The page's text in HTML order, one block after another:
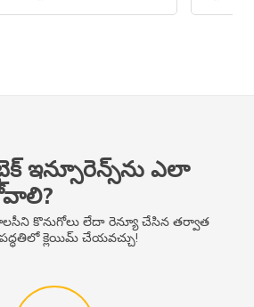
ఇన్సూరెన్స్​ను ఎలా
కొనుగోలు లేదా రెన్యూ చేసిన తర్వాత
క్లెయిమ్​ చేయవచ్చు!